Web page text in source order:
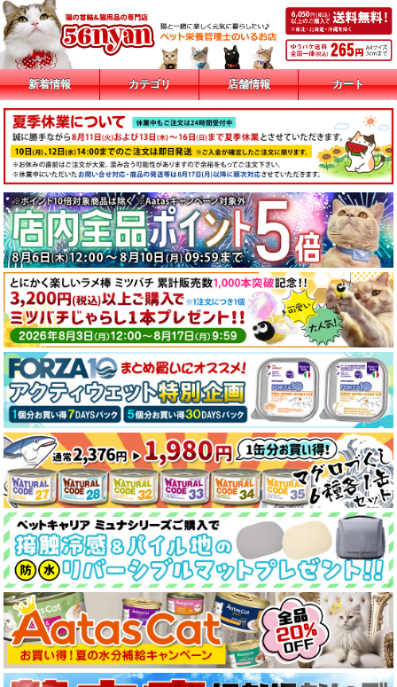
新着情報 カテゴリ 店舗情報 カート